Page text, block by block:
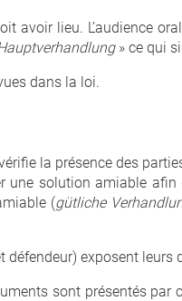
avoir lieu. L’audience
» ce qui
dans la loi.
la présence des
une solution amiable
(gütliche
défendeur) exposent
sont présentés par